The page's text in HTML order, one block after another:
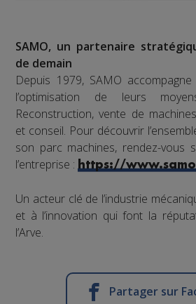
SAMO, un partenaire
de demain
Depuis 1979, SAMO
l’optimisation de leurs
Reconstruction, vente de
et conseil. Pour découvrir
son parc machines, rendez-vous
l’entreprise : https://
Un acteur clé de l’industrie
et à l’innovation qui font la
l’Arve.
Partager sur